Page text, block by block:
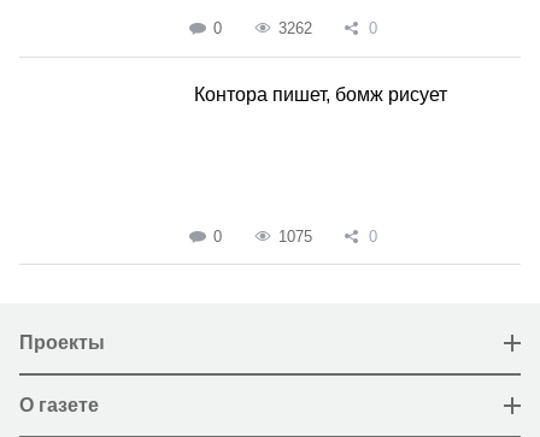
0 3262 0
Контора пишет, бомж рисует
0 1075 0
Проекты
О газете